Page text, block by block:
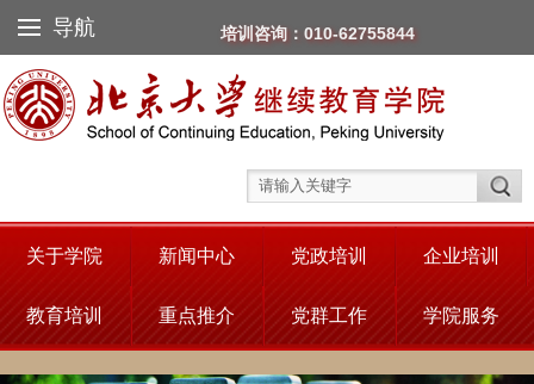
导航 培训咨询：010-62755844
关于学院 新闻中心 党政培训 企业培训
教育培训 重点推介 党群工作 学院服务